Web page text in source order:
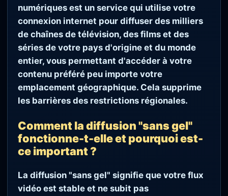
numériques est un service qui utilise votre
connexion internet pour diffuser des milliers
de chaînes de télévision, des films et des
séries de votre pays d'origine et du monde
entier, vous permettant d'accéder à votre
contenu préféré peu importe votre
emplacement géographique. Cela supprime
les barrières des restrictions régionales.
Comment la diffusion "sans gel"
fonctionne-t-elle et pourquoi est-
ce important ?
La diffusion "sans gel" signifie que votre flux
vidéo est stable et ne subit pas